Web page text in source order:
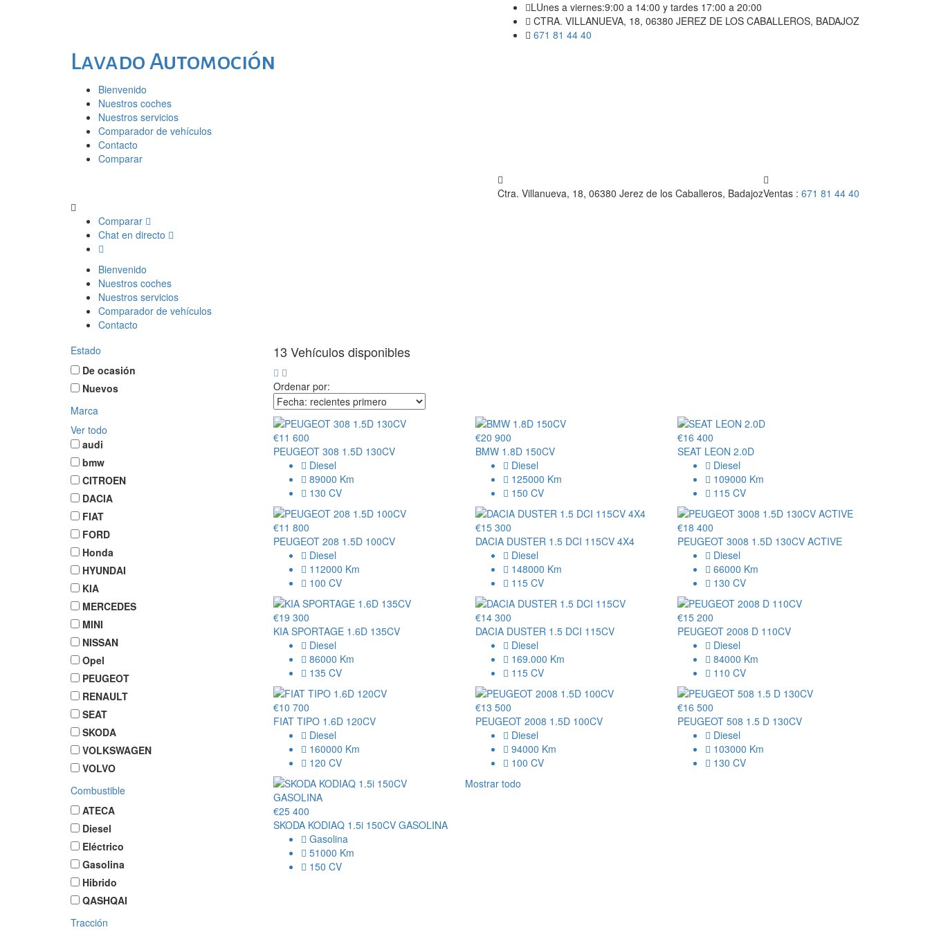
LUnes a viernes:9:00 a 14:00 y tardes 17:00 a 20:00
CTRA. VILLANUEVA, 18, 06380 JEREZ DE LOS CABALLEROS, BADAJOZ
671 81 44 40
Lavado Automoción
Bienvenido
Nuestros coches
Nuestros servicios
Comparador de vehículos
Contacto
Comparar
Ventas : 671 81 44 40
Ctra. Villanueva, 18, 06380 Jerez de los Caballeros, Badajoz
Comparar
Chat en directo
Bienvenido
Nuestros coches
Nuestros servicios
Comparador de vehículos
Contacto
Estado
De ocasión
Nuevos
Marca
Ver todo
audi
bmw
CITROEN
DACIA
FIAT
FORD
Honda
HYUNDAI
KIA
MERCEDES
MINI
NISSAN
Opel
PEUGEOT
RENAULT
SEAT
SKODA
VOLKSWAGEN
VOLVO
Combustible
ATECA
Diesel
Eléctrico
Gasolina
Hibrido
QASHQAI
Tracción
13 Vehículos disponibles
Ordenar por:
€11 600
PEUGEOT 308 1.5D 130CV
Diesel
89000 Km
130 CV
€20 900
BMW 1.8D 150CV
Diesel
125000 Km
150 CV
€16 400
SEAT LEON 2.0D
Diesel
109000 Km
115 CV
€11 800
PEUGEOT 208 1.5D 100CV
Diesel
112000 Km
100 CV
€15 300
DACIA DUSTER 1.5 DCI 115CV 4X4
Diesel
148000 Km
115 CV
€18 400
PEUGEOT 3008 1.5D 130CV ACTIVE
Diesel
66000 Km
130 CV
€19 300
KIA SPORTAGE 1.6D 135CV
Diesel
86000 Km
135 CV
€14 300
DACIA DUSTER 1.5 DCI 115CV
Diesel
169.000 Km
115 CV
€15 200
PEUGEOT 2008 D 110CV
Diesel
84000 Km
110 CV
€10 700
FIAT TIPO 1.6D 120CV
Diesel
160000 Km
120 CV
€13 500
PEUGEOT 2008 1.5D 100CV
Diesel
94000 Km
100 CV
€16 500
PEUGEOT 508 1.5 D 130CV
Diesel
103000 Km
130 CV
€25 400
SKODA KODIAQ 1.5i 150CV GASOLINA
Gasolina
51000 Km
150 CV
Mostrar todo